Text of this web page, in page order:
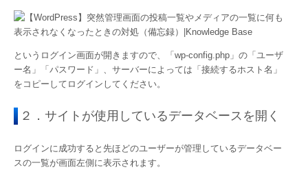
というログイン画面が開きますので、「wp-config.php」の「ユーザ
ー名」「パスワード」、サーバーによっては「接続するホスト名」
をコピーしてログインしてください。
２．サイトが使用しているデータベースを開く
ログインに成功すると先ほどのユーザーが管理しているデータベー
スの一覧が画面左側に表示されます。